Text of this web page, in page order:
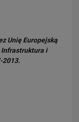
Unię Europejską
Infrastruktura i
2013.